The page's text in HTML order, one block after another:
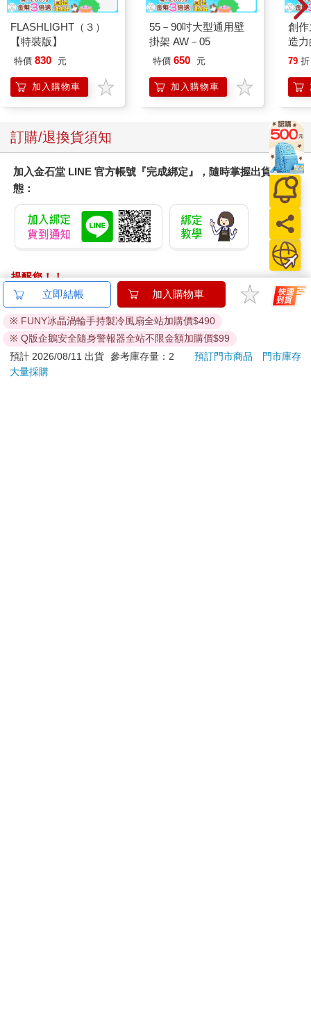
FLASHLIGHT（３）
【特裝版】
特價 830 元
加入購物車
55－90吋大型通用壁
掛架 AW－05
特價 650 元
加入購物車
創
造
79 折
訂購/退換貨須知
加入金石堂 LINE 官方帳號『完成綁定』，隨時掌握出貨動
態：
提醒您！！
金石堂及銀行均不會請您操作ATM! 如接獲電話要求您前往
ATM提款機，請不要聽從指示，以免受騙上當！
退換貨須知：
**提醒您，鑑賞期不等於試用期，退回商品須為全新狀態**
依據「消費者保護法」第19條及行政院消費者保護處公告之
立即結帳 加入購物車
※ FUNY冰晶渦輪手持製冷風扇全站加購價$490
※ Q版企鵝安全隨身警報器全站不限金額加購價$99
預計 2026/08/11 出貨 參考庫存量：2 預訂門市商品
門市庫存
大量採購